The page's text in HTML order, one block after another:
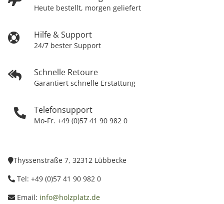
Heute bestellt, morgen geliefert
Hilfe & Support
24/7 bester Support
Schnelle Retoure
Garantiert schnelle Erstattung
Telefonsupport
Mo-Fr. +49 (0)57 41 90 982 0
Thyssenstraße 7, 32312 Lübbecke
Tel: +49 (0)57 41 90 982 0
Email: info@holzplatz.de